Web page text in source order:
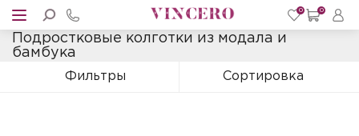
0 0
Подростковые колготки из модала и
бамбука
Фильтры Сортировка